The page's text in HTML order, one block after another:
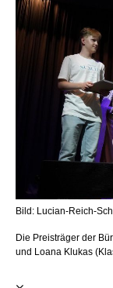
Bild: Lucian-Reich-
Die Preisträger der
und Loana Klukas